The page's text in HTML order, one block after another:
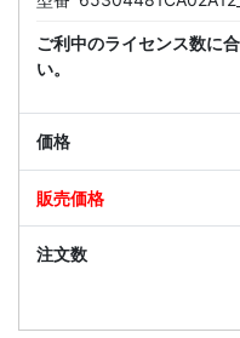
ご利中のライセンス数に
い。